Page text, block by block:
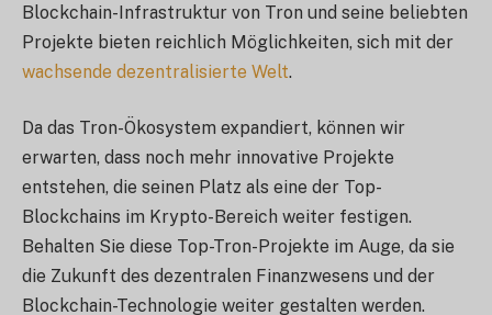
Blockchain-Infrastruktur von Tron und seine beliebten
Projekte bieten reichlich Möglichkeiten, sich mit der
wachsende dezentralisierte Welt.
Da das Tron-Ökosystem expandiert, können wir
erwarten, dass noch mehr innovative Projekte
entstehen, die seinen Platz als eine der Top-
Blockchains im Krypto-Bereich weiter festigen.
Behalten Sie diese Top-Tron-Projekte im Auge, da sie
die Zukunft des dezentralen Finanzwesens und der
Blockchain-Technologie weiter gestalten werden.